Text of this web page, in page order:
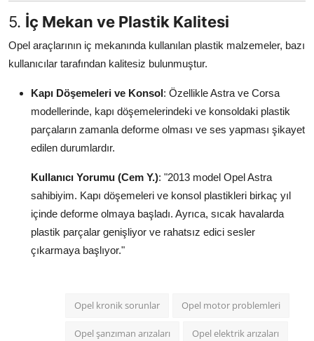
5. İç Mekan ve Plastik Kalitesi
Opel araçlarının iç mekanında kullanılan plastik malzemeler, bazı
kullanıcılar tarafından kalitesiz bulunmuştur.
Kapı Döşemeleri ve Konsol: Özellikle Astra ve Corsa
modellerinde, kapı döşemelerindeki ve konsoldaki plastik
parçaların zamanla deforme olması ve ses yapması şikayet
edilen durumlardır.
Kullanıcı Yorumu (Cem Y.): "2013 model Opel Astra
sahibiyim. Kapı döşemeleri ve konsol plastikleri birkaç yıl
içinde deforme olmaya başladı. Ayrıca, sıcak havalarda
plastik parçalar genişliyor ve rahatsız edici sesler
çıkarmaya başlıyor."
Opel kronik sorunlar Opel motor problemleri
Opel şanzıman arızaları Opel elektrik arızaları